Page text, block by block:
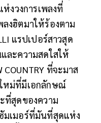
ห่งวงการเพลงที่
งฮิตมาให้ร้องตาม
แรปเปอร์สาวสุด
ละความสดใสให้
ที่จะมาส
หม่ที่มีเอกลักษณ์
ที่สุดของความ
มเมอร์ที่มันที่สุดแห่ง